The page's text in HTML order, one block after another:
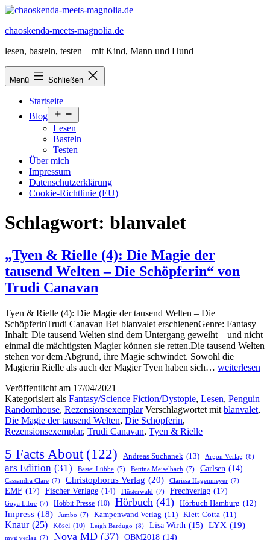
Zum
springen
chaoskenda-meets-magnolia.de
lesen, basteln, testen – mit Kind, Mann und Hund
Menü Schließen
Startseite
Blog
öffnen
Lesen
Basteln
Testen
Über mich
Impressum
Datenschutzerklärung
Cookie-Richtlinie (EU)
Schlagwort: blanvalet
„Tyen & Rielle (4): Die Magie der
tausend Welten – Die Schöpferin“ von
Trudi Canavan
Tyen & Rielle (4): Die Magie der tausend Welten – Die
SchöpferinTrudi Canavan Bei blanvalet erschienenGenre: Fantasy
Inhalt: Die tausend Welten sind dem Untergang geweiht – und nicht
einmal die mächtigsten Magier können sie retten.Die tausend Welten
stehen vor dem Abgrund, ihre Magie schwindet. Sowohl die
Magierin Rielle als auch der Magier Tyen haben sich… „Tyen
(4):
Die
Welten
Die
Schöpferin“
von
Trudi
Canavan
weiterlesen
Veröffentlicht am 17/04/2021
Kategorisiert als Fantasy/Science Fiction/Dystopie, Lesen, Penguin
Randomhouse, Rezensionsexemplar Verschlagwortet mit blanvalet,
Die Magie der tausend Welten, Die Schöpferin,
Rezensionsexemplar, Trudi Canavan, Tyen & Rielle
5 Facts About (122) Andreas Suchanek (13) Argon Verlag (8)
ars Edition (31) Bastei Lübbe (7) Bettina Meiselbach (7) Carlsen (14)
Cassandra Clare (7) Christophorus Verlag (20) Clarissa Hagenmeyer (7)
EMF (17) Fischer Verlage (14) Flüsterwald (7) Frechverlag (17)
Goya Libre (7) Hobbit-Presse (10) Hörbuch (41) Hörbuch Hamburg (12)
Impress (18) Jumbo (7) Kampenwand Verlag (11) Klett-Cotta (11)
Knaur (25) Kösel (10) Leigh Bardugo (8) Lisa Wirth (15) LYX (19)
mvg verlag (7) Nova MD (37) OBM2018 (14)